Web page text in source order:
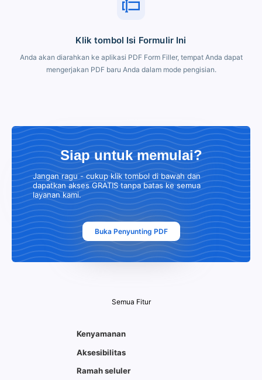
Klik tombol Isi Formulir Ini
Anda akan diarahkan ke aplikasi PDF Form Filler, tempat Anda dapat
mengerjakan PDF baru Anda dalam mode pengisian.
Siap untuk memulai?
Jangan ragu - cukup klik tombol di bawah dan
dapatkan akses GRATIS tanpa batas ke semua
layanan kami.
Buka Penyunting PDF
Semua Fitur
Kenyamanan
Aksesibilitas
Ramah seluler